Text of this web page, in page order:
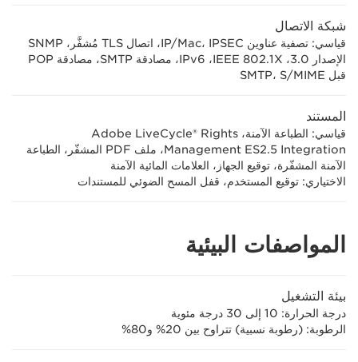
شبكة الاتصال
قياسي: تصفية عناوين IP/Mac، IPSEC، اتصال TLS مُشفَّر، SNMP
الإصدار 3.0، IEEE 802.1X‏، IPv6، مصادقة SMTP، مصادقة POP
قبل SMTP، S/MIME
المستند
قياسي: الطباعة الآمنة، Adobe LiveCycle® Rights
Management ES2.5 Integration، ملف PDF المشفّر، الطباعة
الآمنة المشفّرة، توقيع الجهاز، العلامات المائية الآمنة
الاختياري: توقيع المستخدم، قفل المسح الضوئي للمستندات
المواصفات البيئية
بيئة التشغيل
درجة الحرارة‏: 10 إلى 30 درجة مئوية
الرطوبة: (رطوبة نسبية) تتراوح بين 20% و80%